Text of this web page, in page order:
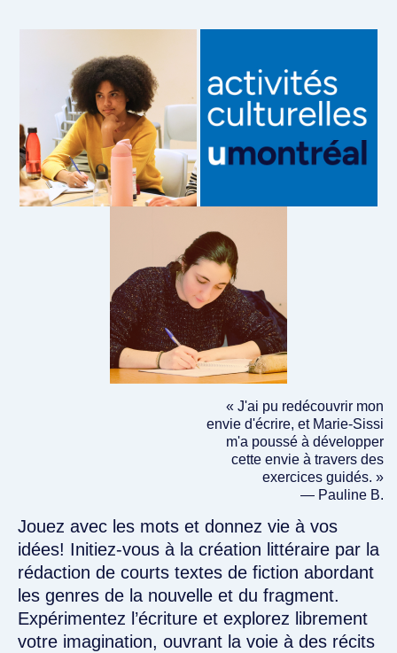
« J'ai pu redécouvrir mon
envie d'écrire, et Marie-Sissi
m'a poussé à développer
cette envie à travers des
exercices guidés. »
— Pauline B.
Jouez avec les mots et donnez vie à vos
idées! Initiez-vous à la création littéraire par la
rédaction de courts textes de fiction abordant
les genres de la nouvelle et du fragment.
Expérimentez l’écriture et explorez librement
votre imagination, ouvrant la voie à des récits